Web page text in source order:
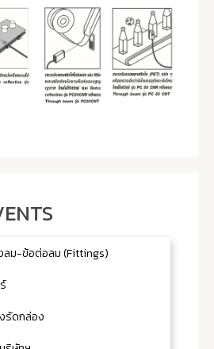
ลม-ข้อต่อลม (Fittings)
รัดกล่อง